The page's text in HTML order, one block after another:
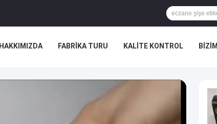
HAKKIMIZDA FABRIKA TURU KALITE KONTROL